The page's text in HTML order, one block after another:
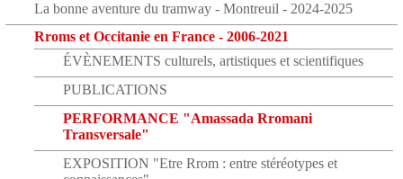
La bonne aventure du tramway - Montreuil - 2024-2025
Rroms et Occitanie en France - 2006-2021
ÉVÈNEMENTS culturels, artistiques et scientifiques
PUBLICATIONS
PERFORMANCE "Amassada Rromani
Transversale"
EXPOSITION "Etre Rrom : entre stéréotypes et